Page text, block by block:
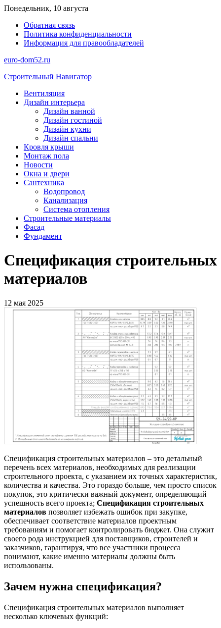
Перейти
содержимому
Понедельник, 10 августа
Обратная связь
Политика конфиденциальности
Информация для правообладателей
euro-dom52.ru
Строительный Навигатор
Вентиляция
Дизайн интерьера
Дизайн ванной
Дизайн гостиной
Дизайн кухни
Дизайн спальни
Кровля крыши
Монтаж пола
Новости
Окна и двери
Сантехника
Водопровод
Канализация
Система отопления
Строительные материалы
Фасад
Фундамент
Спецификация строительных
материалов
12 мая 2025
Спецификация строительных материалов – это детальный
перечень всех материалов, необходимых для реализации
строительного проекта, с указанием их точных характеристик,
количества и качества. Это гораздо больше, чем просто список
покупок, это критически важный документ, определяющий
успешность всего проекта; Спецификация строительных
материалов позволяет избежать ошибок при закупке,
обеспечивает соответствие материалов проектным
требованиям и помогает контролировать бюджет. Она служит
своего рода инструкцией для поставщиков, строителей и
заказчиков, гарантируя, что все участники процесса
понимают, какие именно материалы должны быть
использованы.
Зачем нужна спецификация?
Спецификация строительных материалов выполняет
несколько ключевых функций: